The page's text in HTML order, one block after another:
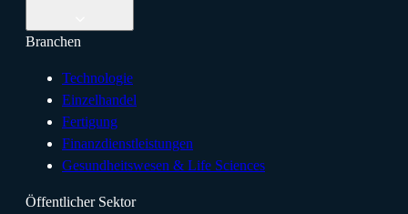
Branchen
Technologie
Einzelhandel
Fertigung
Finanzdienstleistungen
Gesundheitswesen & Life Sciences
Öffentlicher Sektor